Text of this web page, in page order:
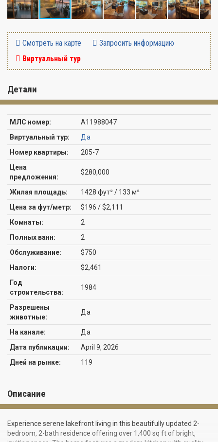
Смотреть на карте
Запросить информацию
Виртуальный тур
Детали
МЛС номер:
A11988047
Виртуальный тур:
Да
Номер квартиры:
205-7
Цена
предложения:
$280,000
Жилая площадь:
1428 фут² / 133 м²
Цена за фут/метр:
$196 / $2,111
Комнаты:
2
Полных ванн:
2
Обслуживание:
$750
Налоги:
$2,461
Год
строительства:
1984
Разрешены
животные:
Да
На канале:
Да
Дата публикации:
April 9, 2026
Дней на рынке:
119
Описание
Experience serene lakefront living in this beautifully updated 2-
bedroom, 2-bath residence offering over 1,400 sq ft of bright,